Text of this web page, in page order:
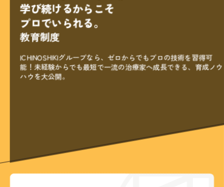
学び続けるからこそ
プロでいられる。
教育制度
ICHINOSHIKIグループなら、ゼロからでもプロの技術を習得可
能！ 未経験からでも最短で一流の治療家へ成長できる、育成ノウ
ハウを大公開。